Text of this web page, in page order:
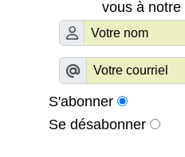
vous à notre
S'abonner
Se désabonner